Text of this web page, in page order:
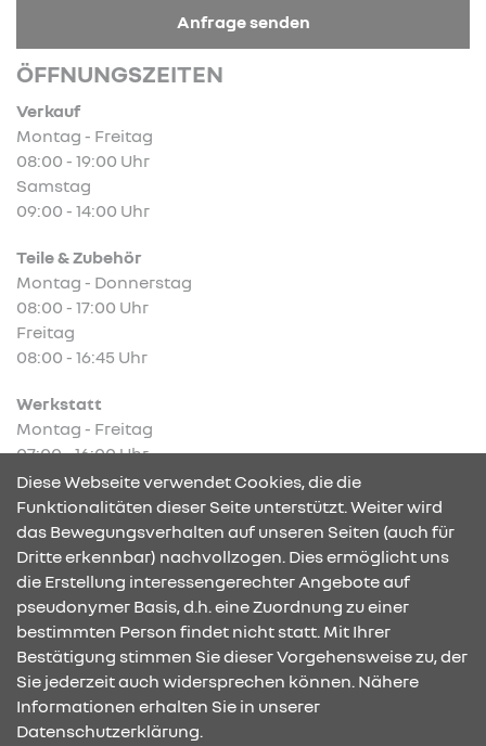
Anfrage senden
ÖFFNUNGSZEITEN
Verkauf
Montag - Freitag
08:00 - 19:00 Uhr
Samstag
09:00 - 14:00 Uhr
Teile & Zubehör
Montag - Donnerstag
08:00 - 17:00 Uhr
Freitag
08:00 - 16:45 Uhr
Werkstatt
Montag - Freitag
07:00 - 16:00 Uhr
KONTAKT & ANFAHRT
ÖFFNUNGSZEITEN
Diese Webseite verwendet Cookies, die die
Funktionalitäten dieser Seite unterstützt. Weiter wird
das Bewegungsverhalten auf unseren Seiten (auch für
Dritte erkennbar) nachvollzogen. Dies ermöglicht uns
die Erstellung interessengerechter Angebote auf
pseudonymer Basis, d.h. eine Zuordnung zu einer
bestimmten Person findet nicht statt. Mit Ihrer
Bestätigung stimmen Sie dieser Vorgehensweise zu, der
Sie jederzeit auch widersprechen können. Nähere
Informationen erhalten Sie in unserer
Datenschutzerklärung.